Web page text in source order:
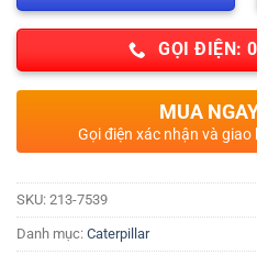
GỌI ĐIỆN:
MUA
Gọi điện xác nhận và
SKU: 213-7539
Danh mục: Caterpillar